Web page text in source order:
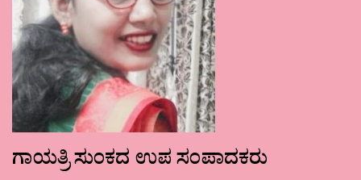
ಗಾಯತ್ರಿ ಸುಂಕದ ಉಪ ಸಂಪಾದಕರು